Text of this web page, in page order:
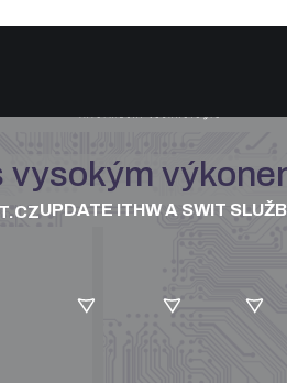
UPDATE ITHW A SWIT